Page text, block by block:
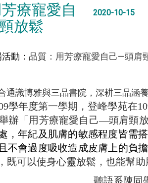
療寵愛自
放鬆
2020-10-15
動： 品質：用芳療寵愛自己—頭肩
通識博雅與三品書院，深耕三品涵
學年度第一學期，登峰學苑在
辦「 用芳療寵愛自己—頭肩頸
，年紀及肌膚的敏感程度皆需
不會過度吸收造成皮膚上的負
既可以使身心靈放鬆，也能幫
聽語系陳同